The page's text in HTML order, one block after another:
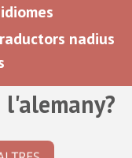
nadius